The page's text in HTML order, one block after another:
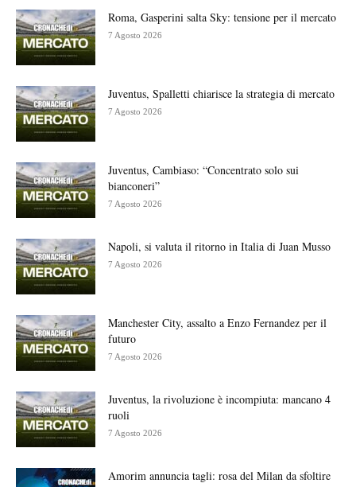
Roma, Gasperini salta Sky: tensione per il mercato
7 Agosto 2026
Juventus, Spalletti chiarisce la strategia di mercato
7 Agosto 2026
Juventus, Cambiaso: “Concentrato solo sui
bianconeri”
7 Agosto 2026
Napoli, si valuta il ritorno in Italia di Juan Musso
7 Agosto 2026
Manchester City, assalto a Enzo Fernandez per il
futuro
7 Agosto 2026
Juventus, la rivoluzione è incompiuta: mancano 4
ruoli
7 Agosto 2026
Amorim annuncia tagli: rosa del Milan da sfoltire